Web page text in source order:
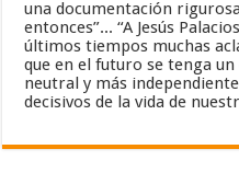
una documentación
entonces”... “A Jesús
últimos tiempos muchas
que en el futuro se tenga
neutral y más
decisivos de la vida de